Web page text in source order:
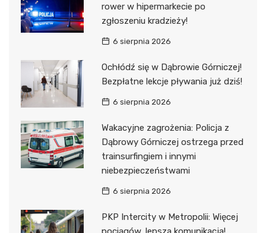
rower w hipermarkecie po
zgłoszeniu kradzieży!
6 sierpnia 2026
Ochłódź się w Dąbrowie Górniczej!
Bezpłatne lekcje pływania już dziś!
6 sierpnia 2026
Wakacyjne zagrożenia: Policja z
Dąbrowy Górniczej ostrzega przed
trainsurfingiem i innymi
niebezpieczeństwami
6 sierpnia 2026
PKP Intercity w Metropolii: Więcej